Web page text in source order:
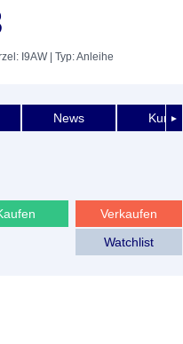
I9AW| Typ: Anleihe
►
News
Verkaufen
Watchlist